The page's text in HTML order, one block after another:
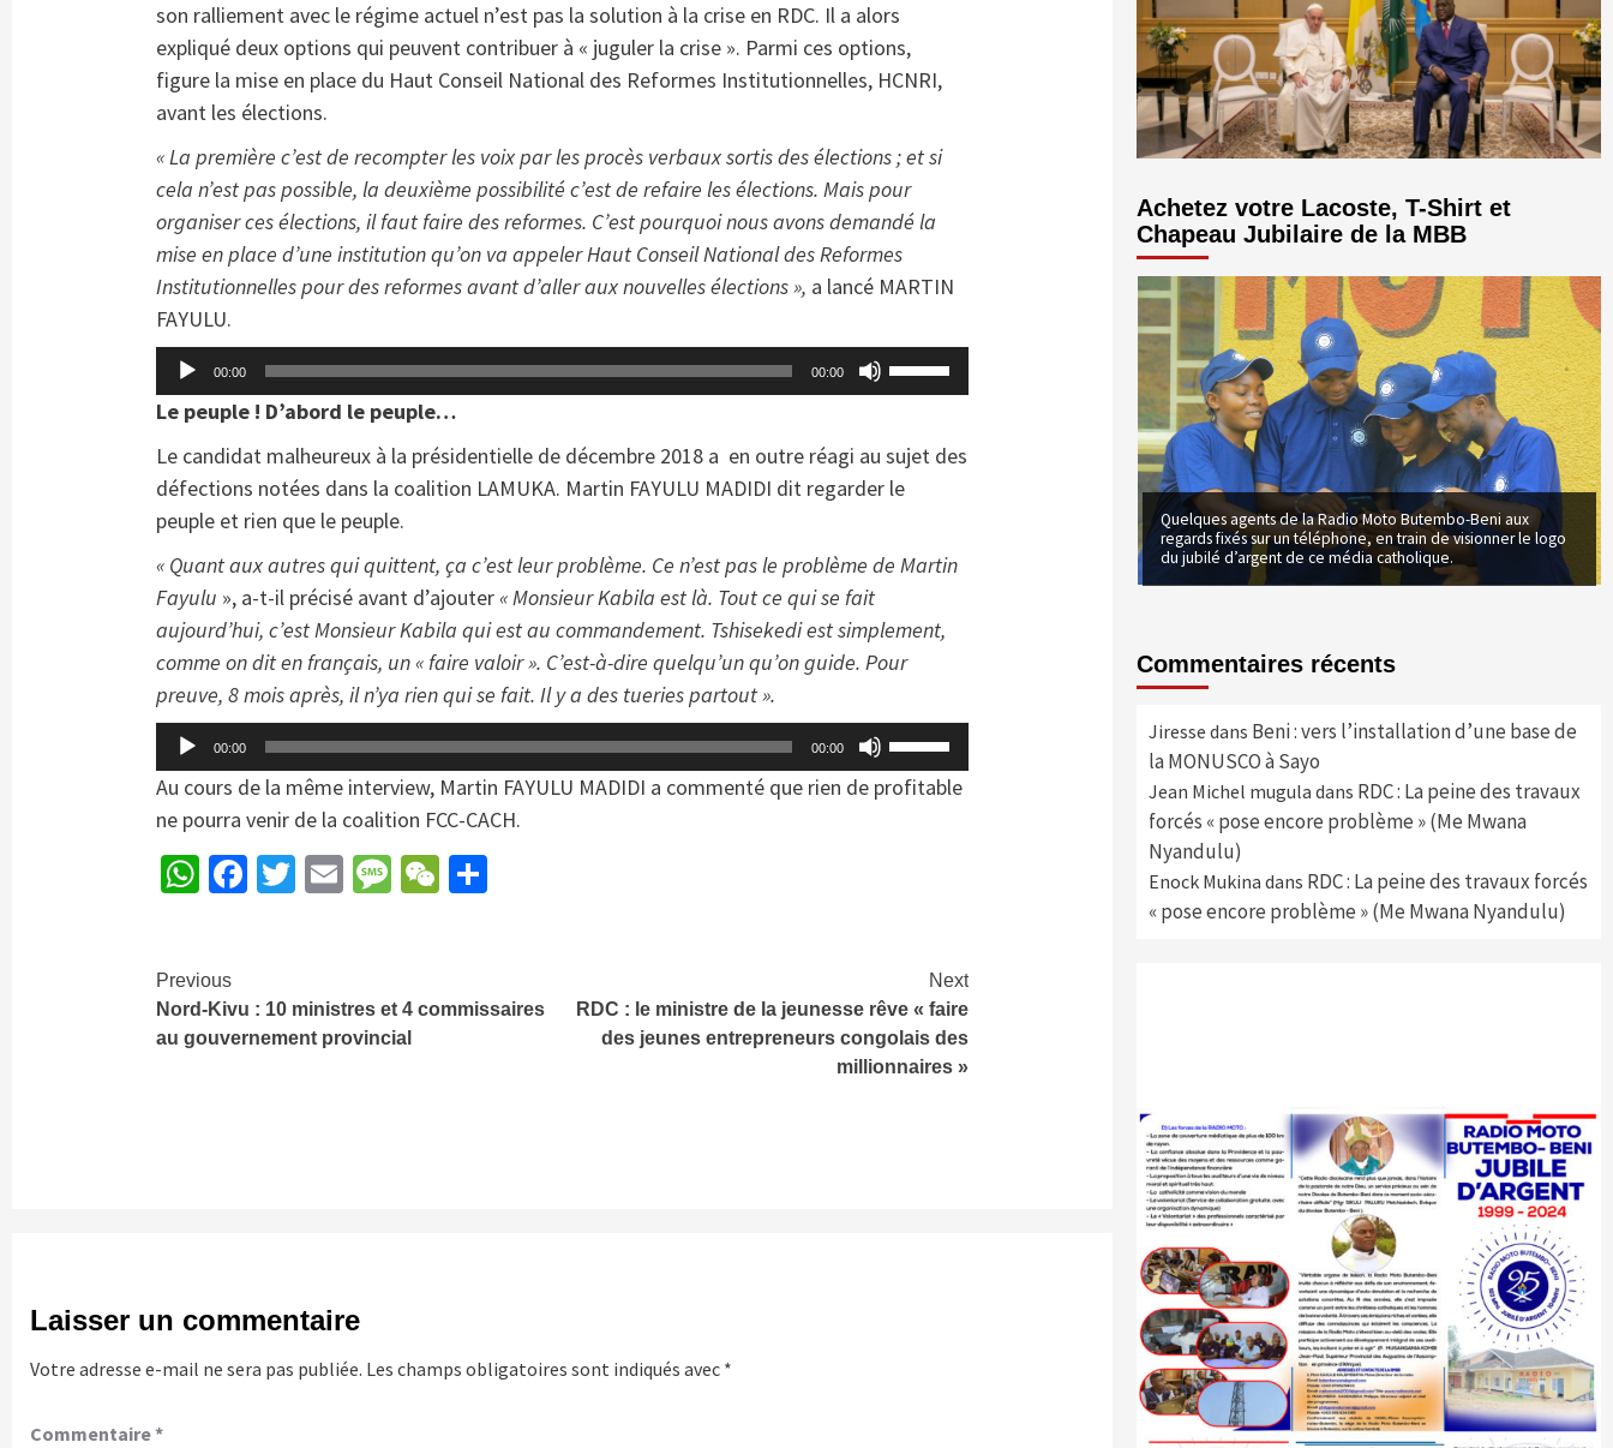
son ralliement avec le régime actuel n’est pas la solution à la crise en RDC. Il a alors
expliqué deux options qui peuvent contribuer à « juguler la crise ». Parmi ces options,
figure la mise en place du Haut Conseil National des Reformes Institutionnelles, HCNRI,
avant les élections.
« La première c’est de recompter les voix par les procès verbaux sortis des élections ; et si
cela n’est pas possible, la deuxième possibilité c’est de refaire les élections. Mais pour
organiser ces élections, il faut faire des reformes. C’est pourquoi nous avons demandé la
mise en place d’une institution qu’on va appeler Haut Conseil National des Reformes
Institutionnelles pour des reformes avant d’aller aux nouvelles élections », a lancé MARTIN
FAYULU.
Lecteur
audio
00:00 00:00
Utilisez
les
haut/bas
pour
ou
le
volume.
Le peuple ! D’abord le peuple…
Le candidat malheureux à la présidentielle de décembre 2018 a en outre réagi au sujet des
défections notées dans la coalition LAMUKA. Martin FAYULU MADIDI dit regarder le
peuple et rien que le peuple.
« Quant aux autres qui quittent, ça c’est leur problème. Ce n’est pas le problème de Martin
Fayulu », a-t-il précisé avant d’ajouter« Monsieur Kabila est là. Tout ce qui se fait
aujourd’hui, c’est Monsieur Kabila qui est au commandement. Tshisekedi est simplement,
comme on dit en français, un « faire valoir ». C’est-à-dire quelqu’un qu’on guide. Pour
preuve, 8 mois après, il n’ya rien qui se fait. Il y a des tueries partout ».
Lecteur
audio
00:00 00:00
Utilisez
les
flèches
volume.
Au cours de la même interview, Martin FAYULU MADIDI a commenté que rien de profitable
ne pourra venir de la coalition FCC-CACH.
WhatsApp
Facebook
Twitter
EmailMessage
WeChat
Continue
Reading
Previous
Nord-Kivu : 10 ministres et 4 commissaires
au gouvernement provincial
Next
RDC : le ministre de la jeunesse rêve « faire
des jeunes entrepreneurs congolais des
millionnaires »
Laisser un commentaire
Votre adresse e-mail ne sera pas publiée. Les champs obligatoires sont indiqués avec *
Commentaire*
diminuer
le
volume.
Achetez votre Lacoste, T-Shirt et
Chapeau Jubilaire de la MBB
Quelques agents de la Radio Moto Butembo-Beni aux
regards fixés sur un téléphone, en train de visionner le logo
du jubilé d’argent de ce média catholique.
Commentaires récents
Jiresse dans Beni : vers l’installation d’une base de
la MONUSCO à Sayo
Jean Michel mugula dans RDC : La peine des travaux
forcés « pose encore problème » (Me Mwana
Nyandulu)
Enock Mukina dans RDC : La peine des travaux forcés
« pose encore problème » (Me Mwana Nyandulu)